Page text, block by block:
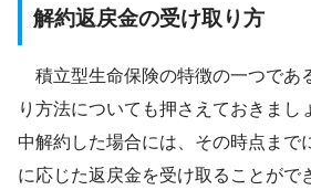
解約返戻金の受け取り方
積立型生命保険の特徴の一つであ
り方法についても押さえておきまし
中解約した場合には、その時点まで
に応じた返戻金を受け取ることがで